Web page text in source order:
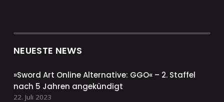
NEUESTE NEWS
»Sword Art Online Alternative: GGO« – 2. Staffel
nach 5 Jahren angekündigt
22. Juli 2023